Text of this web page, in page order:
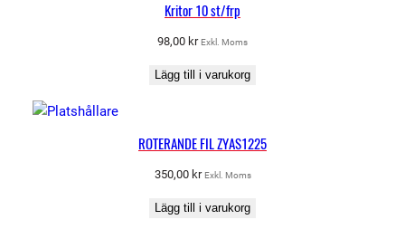
Kritor 10 st/frp
98,00 kr Exkl. Moms
Lägg till i varukorg
ROTERANDE FIL ZYAS1225
350,00 kr Exkl. Moms
Lägg till i varukorg